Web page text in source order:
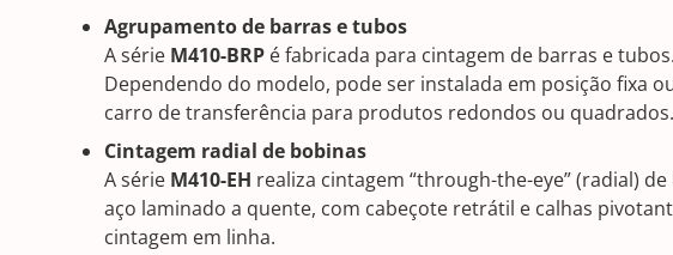
Agrupamento de barras e tubos
A série M410-BRP é fabricada para cintagem de barras e tubos.
Dependendo do modelo, pode ser instalada em posição fixa
carro de transferência para produtos redondos ou quadrados.
Cintagem radial de bobinas
A série M410-EH realiza cintagem “through-the-eye” (radial)
aço laminado a quente, com cabeçote retrátil e calhas
cintagem em linha.